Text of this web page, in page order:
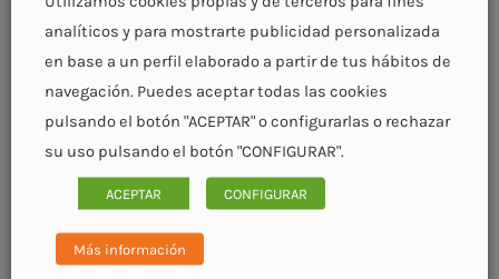
57×30 – Caja de 200 Rollos – Datáfono (Código 3107)
60×60 – Caja de 120 Rollos (Código 3402)
57×45 – Caja de 200 Rollos (Código 3356)
80×75 – Caja de 48 Rollos (Código 3529)
Térmico amarillo
analíticos y para mostrarte publicidad personalizada
en base a un perfil elaborado a partir de tus hábitos de
navegación. Puedes aceptar todas las cookies
pulsando el botón "ACEPTAR" o configurarlas o rechazar
su uso pulsando el botón "CONFIGURAR".
ACEPTAR CONFIGURAR
Más información